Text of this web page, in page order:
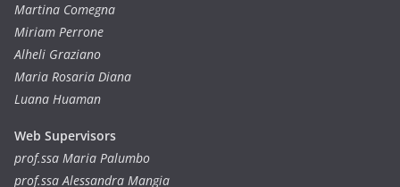
Martina Comegna
Miriam Perrone
Alheli Graziano
Maria Rosaria Diana
Luana Huaman
Web Supervisors
prof.ssa Maria Palumbo
prof.ssa Alessandra Mangia